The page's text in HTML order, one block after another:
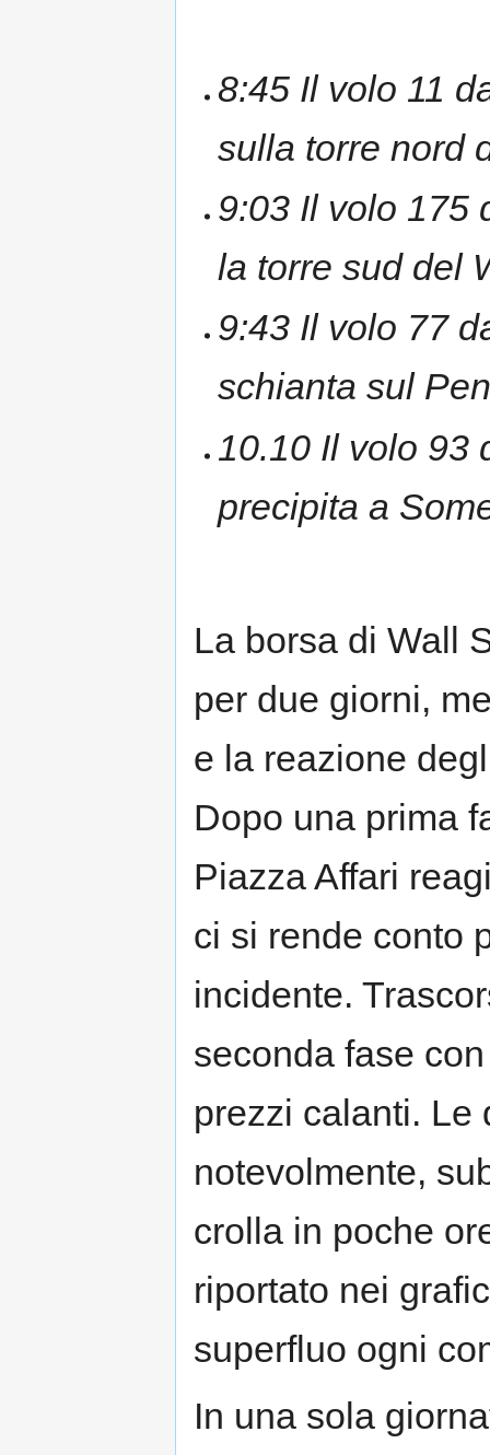
8:45 Il volo 11
sulla torre nord
9:03 Il volo 175
la torre sud del
9:43 Il volo 77
schianta sul
10.10 Il volo 93
precipita a
La borsa di Wall
per due giorni,
e la reazione
Dopo una prima
Piazza Affari
ci si rende conto
incidente.
seconda fase
prezzi calanti. Le
notevolmente,
crolla in poche
riportato nei
superfluo ogni
In una sola